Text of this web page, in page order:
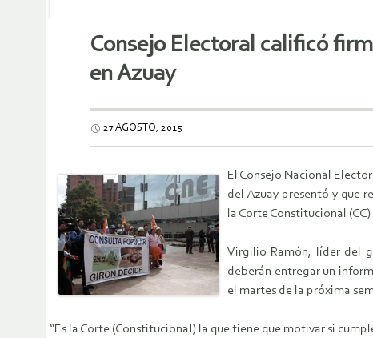
Consejo Electoral calificó
en Azuay
27 AGOSTO, 2015
El Consejo Nacional
del Azuay presentó y que
la Corte Constitucional
Virgilio Ramón, líder del
deberán entregar un
el martes de la próxima
“Es la Corte (Constitucional) la que tiene que motivar si